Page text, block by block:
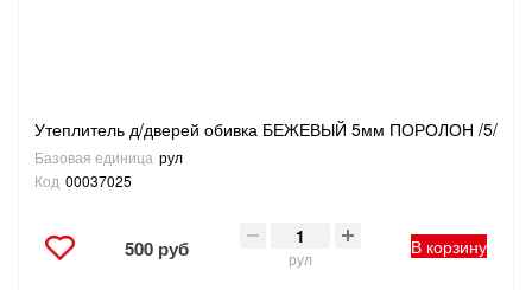
Утеплитель д/дверей обивка БЕЖЕВЫЙ 5мм ПОРОЛОН /5/
Базовая единица рул
Код 00037025
500 руб рул
В корзину